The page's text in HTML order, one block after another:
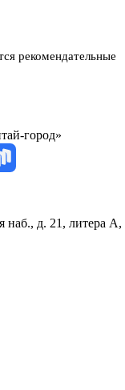
рекомендательные
город»
наб., д. 21, литера А,